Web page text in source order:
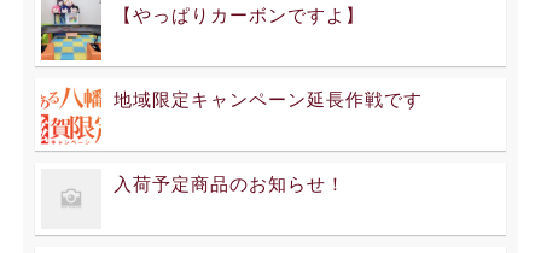
【やっぱりカーボンですよ】
地域限定キャンペーン延長作戦です
入荷予定商品のお知らせ！